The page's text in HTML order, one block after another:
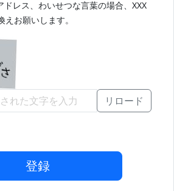
ドレス、わいせつな言葉の場合、XXX
お願いします。
リロード
登録